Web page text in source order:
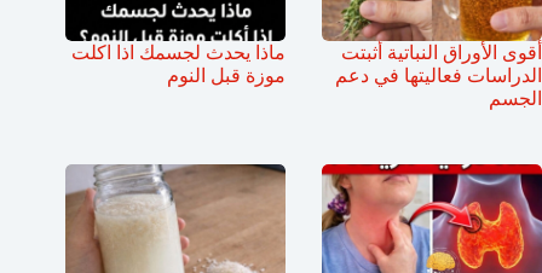
أقوى الأوراق النباتية أثبتت
الدراسات فعاليتها في دعم
الجسم
ماذا يحدث لجسمك اذا اكلت
موزة قبل النوم